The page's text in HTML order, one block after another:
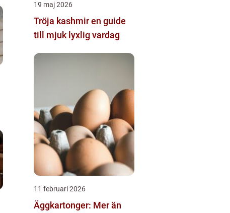
19 maj 2026
Tröja kashmir en guide
till mjuk lyxlig vardag
11 februari 2026
Äggkartonger: Mer än